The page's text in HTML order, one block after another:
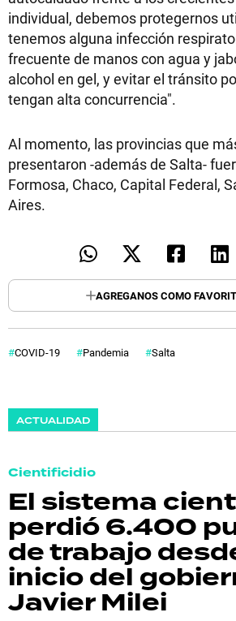
individual, debemos protegernos
tenemos alguna infección
frecuente de manos con agua y
alcohol en gel, y evitar el tránsito
tengan alta concurrencia".
Al momento, las provincias que
presentaron -además de Salta-
Formosa, Chaco, Capital Federal,
Aires.
AGREGANOS COMO
COVID-19 Pandemia Salta
ACTUALIDAD
Cientificidio
El sistema
perdió 6.400
de trabajo
inicio del
Javier Milei